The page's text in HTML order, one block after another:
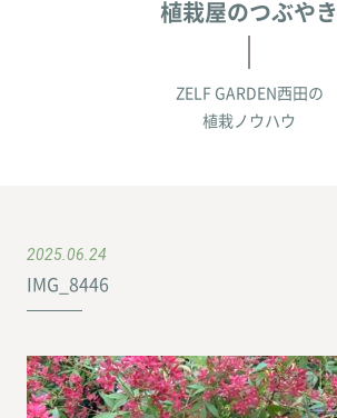
植栽屋のつぶやき
ZELF GARDEN西田の
植栽ノウハウ
2025.06.24
IMG_8446